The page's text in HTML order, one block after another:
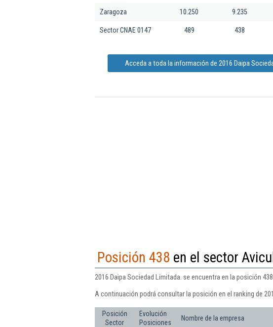
Zaragoza 10.250 9.235
Sector CNAE 0147 489 438
Acceda a toda la información de 2016 Daipa
Posición 438 en el sector
2016 Daipa Sociedad Limitada. se encuentra en la posición
A continuación podrá consultar la posición en el ranking de
Posición
Sector
Evolución
Posiciones
Nombre de la empresa